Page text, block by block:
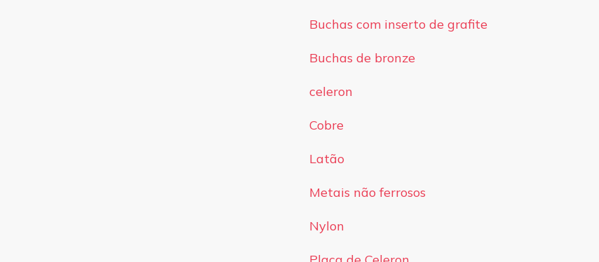
Buchas com inserto de grafite
Buchas de bronze
celeron
Cobre
Latão
Metais não ferrosos
Nylon